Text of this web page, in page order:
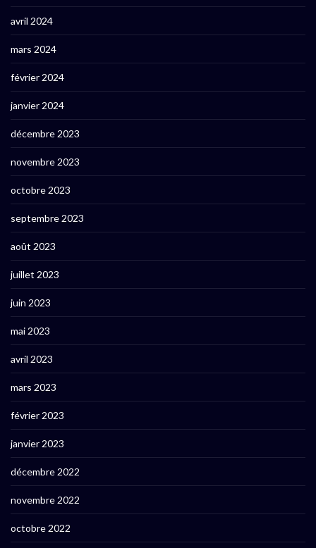
avril 2024
mars 2024
février 2024
janvier 2024
décembre 2023
novembre 2023
octobre 2023
septembre 2023
août 2023
juillet 2023
juin 2023
mai 2023
avril 2023
mars 2023
février 2023
janvier 2023
décembre 2022
novembre 2022
octobre 2022